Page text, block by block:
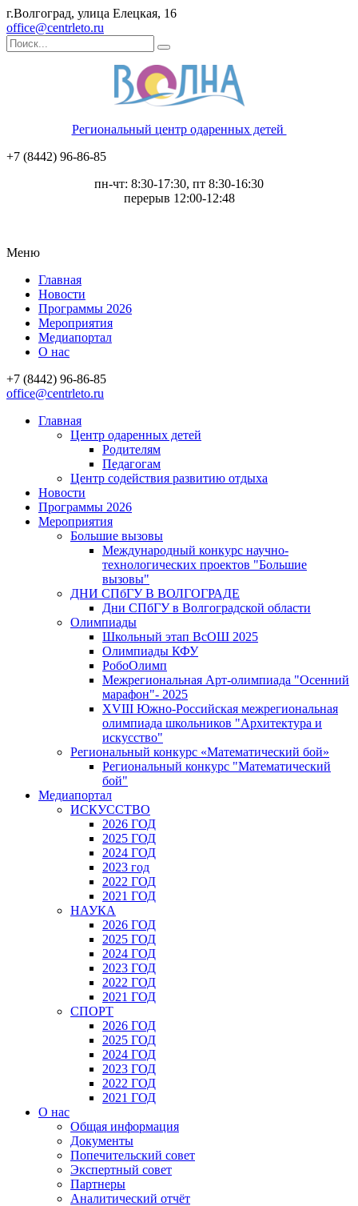
г.Волгоград, улица Елецкая, 16
office@centrleto.ru
Региональный центр одаренных детей
+7 (8442) 96-86-85
пн-чт: 8:30-17:30, пт 8:30-16:30
перерыв 12:00-12:48
Меню
Главная
Новости
Программы 2026
Мероприятия
Медиапортал
О нас
+7 (8442) 96-86-85
office@centrleto.ru
Главная
Центр одаренных детей
Родителям
Педагогам
Центр содействия развитию отдыха
Новости
Программы 2026
Мероприятия
Большие вызовы
Международный конкурс научно-
технологических проектов "Большие
вызовы"
ДНИ СПбГУ В ВОЛГОГРАДЕ
Дни СПбГУ в Волгоградской области
Олимпиады
Школьный этап ВсОШ 2025
Олимпиады КФУ
РобоОлимп
Межрегиональная Арт-олимпиада "Осенний
марафон"- 2025
XVIII Южно-Российская межрегиональная
олимпиада школьников "Архитектура и
искусство"
Региональный конкурс «Математический бой»
Региональный конкурс "Математический
бой"
Медиапортал
ИСКУССТВО
2026 ГОД
2025 ГОД
2024 ГОД
2023 год
2022 ГОД
2021 ГОД
НАУКА
2026 ГОД
2025 ГОД
2024 ГОД
2023 ГОД
2022 ГОД
2021 ГОД
СПОРТ
2026 ГОД
2025 ГОД
2024 ГОД
2023 ГОД
2022 ГОД
2021 ГОД
О нас
Общая информация
Документы
Попечительский совет
Экспертный совет
Партнеры
Аналитический отчёт